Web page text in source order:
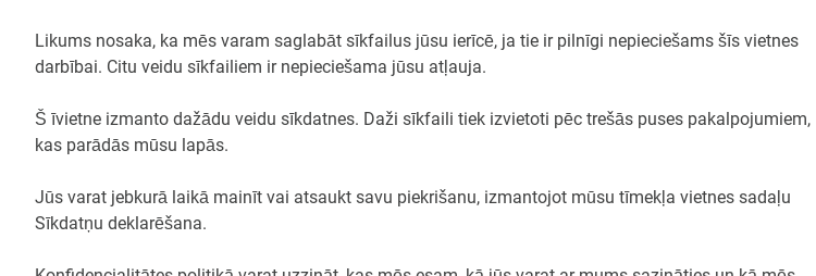
Likums nosaka, ka mēs varam saglabāt sīkfailus jūsu ierīcē, ja tie ir pilnīgi nepieciešams šīs vietnes
darbībai. Citu veidu sīkfailiem ir nepieciešama jūsu atļauja.
Š īvietne izmanto dažādu veidu sīkdatnes. Daži sīkfaili tiek izvietoti pēc trešās puses pakalpojumiem,
kas parādās mūsu lapās.
Jūs varat jebkurā laikā mainīt vai atsaukt savu piekrišanu, izmantojot mūsu tīmekļa vietnes sadaļu
Sīkdatņu deklarēšana.